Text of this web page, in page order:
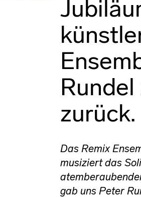
zurück.
Das Remix
musiziert das
gab uns Peter